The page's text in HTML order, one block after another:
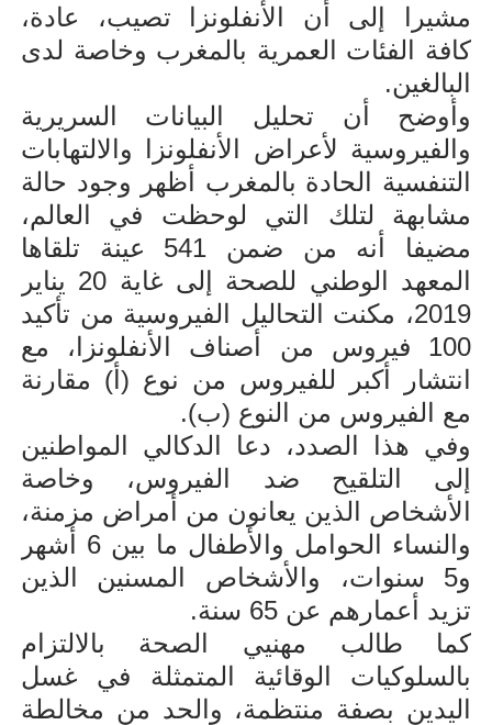
مشيرا إلى أن الأنفلونزا تصيب، عادة،
كافة الفئات العمرية بالمغرب وخاصة لدى
البالغين.
وأوضح أن تحليل البيانات السريرية
والفيروسية لأعراض الأنفلونزا والالتهابات
التنفسية الحادة بالمغرب أظهر وجود حالة
مشابهة لتلك التي لوحظت في العالم،
مضيفا أنه من ضمن 541 عينة تلقاها
المعهد الوطني للصحة إلى غاية 20 يناير
2019، مكنت التحاليل الفيروسية من تأكيد
100 فيروس من أصناف الأنفلونزا، مع
انتشار أكبر للفيروس من نوع (أ) مقارنة
مع الفيروس من النوع (ب).
وفي هذا الصدد، دعا الدكالي المواطنين
إلى التلقيح ضد الفيروس، وخاصة
الأشخاص الذين يعانون من أمراض مزمنة،
والنساء الحوامل والأطفال ما بين 6 أشهر
و5 سنوات، والأشخاص المسنين الذين
تزيد أعمارهم عن 65 سنة.
كما طالب مهنيي الصحة بالالتزام
بالسلوكيات الوقائية المتمثلة في غسل
اليدين بصفة منتظمة، والحد من مخالطة